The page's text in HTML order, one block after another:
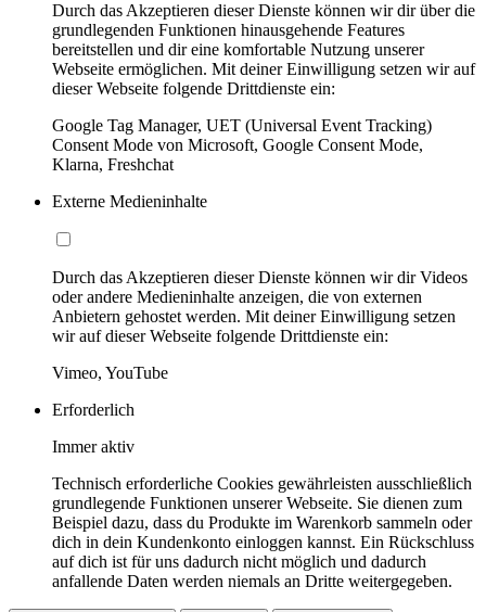
Durch das Akzeptieren dieser Dienste können wir dir über die
grundlegenden Funktionen hinausgehende Features
bereitstellen und dir eine komfortable Nutzung unserer
Webseite ermöglichen. Mit deiner Einwilligung setzen wir auf
dieser Webseite folgende Drittdienste ein:
Google Tag Manager, UET (Universal Event Tracking)
Consent Mode von Microsoft, Google Consent Mode,
Klarna, Freshchat
Externe Medieninhalte
Durch das Akzeptieren dieser Dienste können wir dir Videos
oder andere Medieninhalte anzeigen, die von externen
Anbietern gehostet werden. Mit deiner Einwilligung setzen
wir auf dieser Webseite folgende Drittdienste ein:
Vimeo, YouTube
Erforderlich
Immer aktiv
Technisch erforderliche Cookies gewährleisten ausschließlich
grundlegende Funktionen unserer Webseite. Sie dienen zum
Beispiel dazu, dass du Produkte im Warenkorb sammeln oder
dich in dein Kundenkonto einloggen kannst. Ein Rückschluss
auf dich ist für uns dadurch nicht möglich und dadurch
anfallende Daten werden niemals an Dritte weitergegeben.